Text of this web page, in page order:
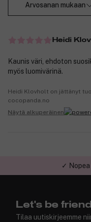
Arvosanan mukaan
Heidi
Kaunis väri, ehdoton
myös luomivärinä.
Heidi Klovholt on jättänyt
cocopanda.no
Näytä alkuperäinen
✓
Let's be
Tilaa uutiskirjeemme